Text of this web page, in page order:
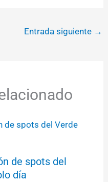
Entrada siguiente →
de spots del
día